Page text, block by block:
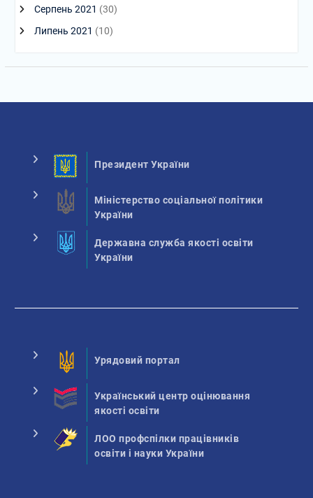
Серпень 2021 (30)
Липень 2021 (10)
Президент України
Міністерство соціальної політики
України
Державна служба якості освіти
України
Урядовий портал
Український центр оцінювання
якості освіти
ЛОО профспілки працівників
освіти і науки України